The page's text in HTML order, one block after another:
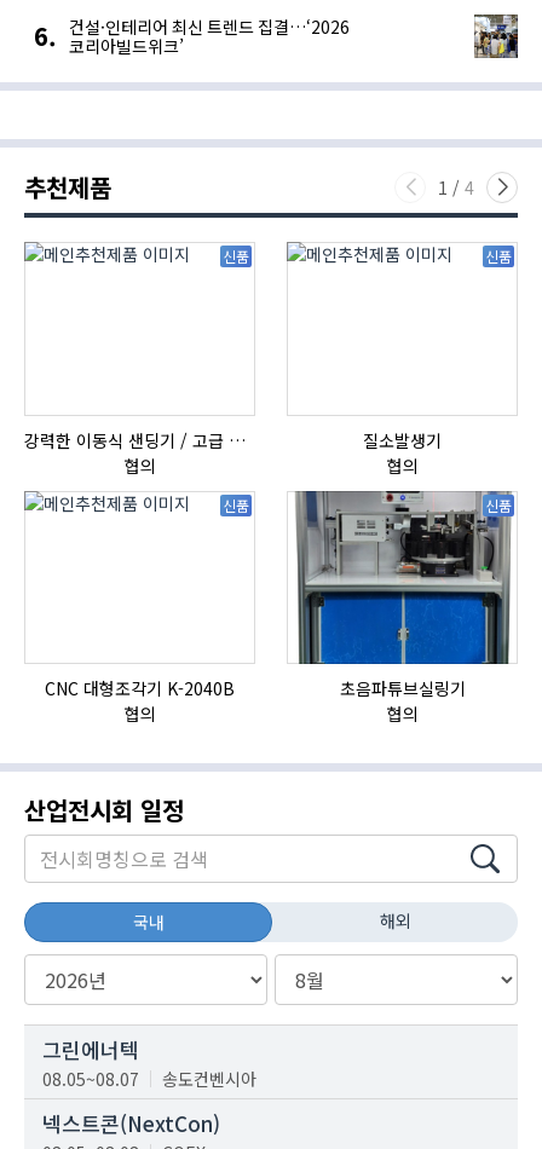
건설·인테리어 최신 트렌드 집결…‘2026
코리아빌드위크’
추천제품 1 / 4
신품
강력한 이동식 샌딩기 / 고급 이태리 IBIX샌드블라스터
협의
신품
질소발생기
협의
신품
CNC 대형조각기 K-2040B
협의
신품
초음파튜브실링기
협의
산업전시회 일정
국내 해외
그린에너텍
08.05~08.07 송도컨벤시아
넥스트콘(NextCon)